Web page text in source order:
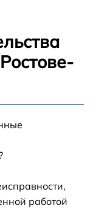
работой